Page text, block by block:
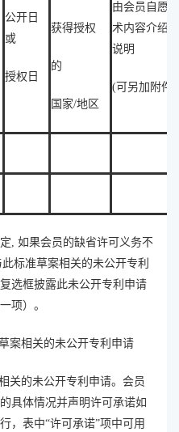
公开日
或
授权日
获得授权
的
国家/地区
由会员自愿
术内容介绍
说明
(可另加附件)
, 如果会员的缺省许可义务不
标准草案相关的未公开专利
选框披露此未公开专利申请
项）。
案相关的未公开专利申请
关的未公开专利申请。会员
具体情况并声明许可承诺如
，表中“许可承诺”项中可用